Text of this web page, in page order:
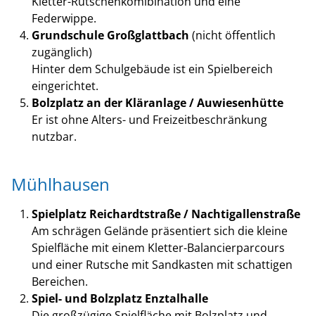
Federwippe.
Grundschule Großglattbach (nicht öffentlich
zugänglich)
Hinter dem Schulgebäude ist ein Spielbereich
eingerichtet.
Bolzplatz an der Kläranlage / Auwiesenhütte
Er ist ohne Alters- und Freizeitbeschränkung
nutzbar.
Mühlhausen
Spielplatz Reichardtstraße / Nachtigallenstraße
Am schrägen Gelände präsentiert sich die kleine
Spielfläche mit einem Kletter-Balancierparcours
und einer Rutsche mit Sandkasten mit schattigen
Bereichen.
Spiel- und Bolzplatz Enztalhalle